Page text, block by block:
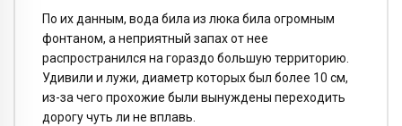
По их данным, вода била из люка била огромным
фонтаном, а неприятный запах от нее
распространился на гораздо большую территорию.
Удивили и лужи, диаметр которых был более 10 см,
из-за чего прохожие были вынуждены переходить
дорогу чуть ли не вплавь.